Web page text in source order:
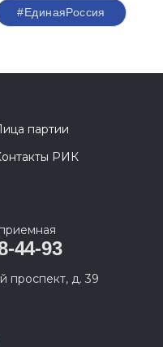
#ЕдинаяРоссия
партии
РИК
44-93
проспект, д. 39